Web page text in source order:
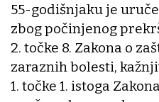
55-godišnjaku je
zbog počinjenog
2. točke 8. Zakona o
zaraznih bolesti,
1. točke 1. istoga